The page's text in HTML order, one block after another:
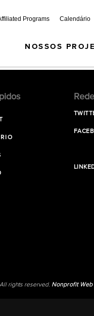
Programs Calendário
NOSSOS
rights reserved. Nonprofit